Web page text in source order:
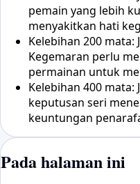
pemain yang lebih
menyakitkan hati
Kelebihan 200 mata:
Kegemaran perlu
permainan untuk
Kelebihan 400 mata:
keputusan seri
keuntungan
Pada halaman ini